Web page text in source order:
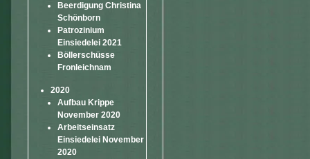
Beerdigung Christina
Schönborn
Patrozinium
Einsiedelei 2021
Böllerschüsse
Fronleichnam
2020
Aufbau Krippe
November 2020
Arbeitseinsatz
Einsiedelei November
2020